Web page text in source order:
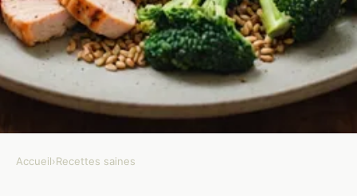
Accueil›Recettes saines